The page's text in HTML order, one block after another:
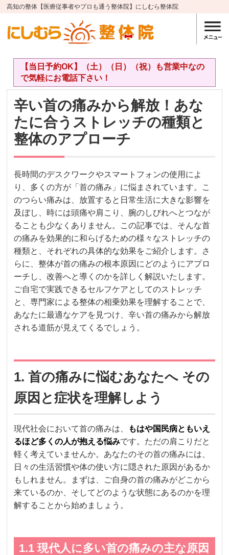
高知の整体【医療従事者やプロも通う整体院】にしむら整体院
【当日予約OK】（土）（日）（祝）も営業中なの
で気軽にお電話下さい！
辛い首の痛みから解放！あな
たに合うストレッチの種類と
整体のアプローチ
長時間のデスクワークやスマートフォンの使用によ
り、多くの方が「首の痛み」に悩まされています。こ
のつらい痛みは、放置すると日常生活に大きな影響を
及ぼし、時には頭痛や肩こり、腕のしびれへとつなが
ることも少なくありません。この記事では、そんな首
の痛みを効果的に和らげるための様々なストレッチの
種類と、それぞれの具体的な効果をご紹介します。さ
らに、整体が首の痛みの根本原因にどのようにアプロ
ーチし、改善へと導くのかを詳しく解説いたします。
ご自宅で実践できるセルフケアとしてのストレッチ
と、専門家による整体の相乗効果を理解することで、
あなたに最適なケアを見つけ、辛い首の痛みから解放
される道筋が見えてくるでしょう。
1. 首の痛みに悩むあなたへ その
原因と症状を理解しよう
現代社会において首の痛みは、
もはや国民病ともいえ
るほど多くの人が抱える悩みです。ただの肩こりだと
軽く考えていませんか。あなたのその首の痛みには、
日々の生活習慣や体の使い方に隠された原因があるか
もしれません。まずは、ご自身の首の痛みがどこから
来ているのか、そしてどのような状態にあるのかを理
解することから始めましょう。
1.1 現代人に多い首の痛みの主な原因